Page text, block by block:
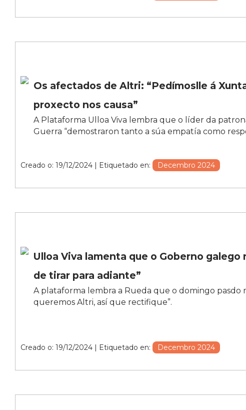
Os afectados de Altri: “Pedímoslle á
proxecto nos causa”
A Plataforma Ulloa Viva lembra que o líder da
Guerra “demostraron tanto a súa empatía como
Creado o: 19/12/2024 | Etiquetado en: Decembro 2024
Ulloa Viva lamenta que o Goberno
de tirar para adiante”
A plataforma lembra a Rueda que o domingo pasdo
queremos Altri, así que rectifique”.
Creado o: 19/12/2024 | Etiquetado en: Decembro 2024